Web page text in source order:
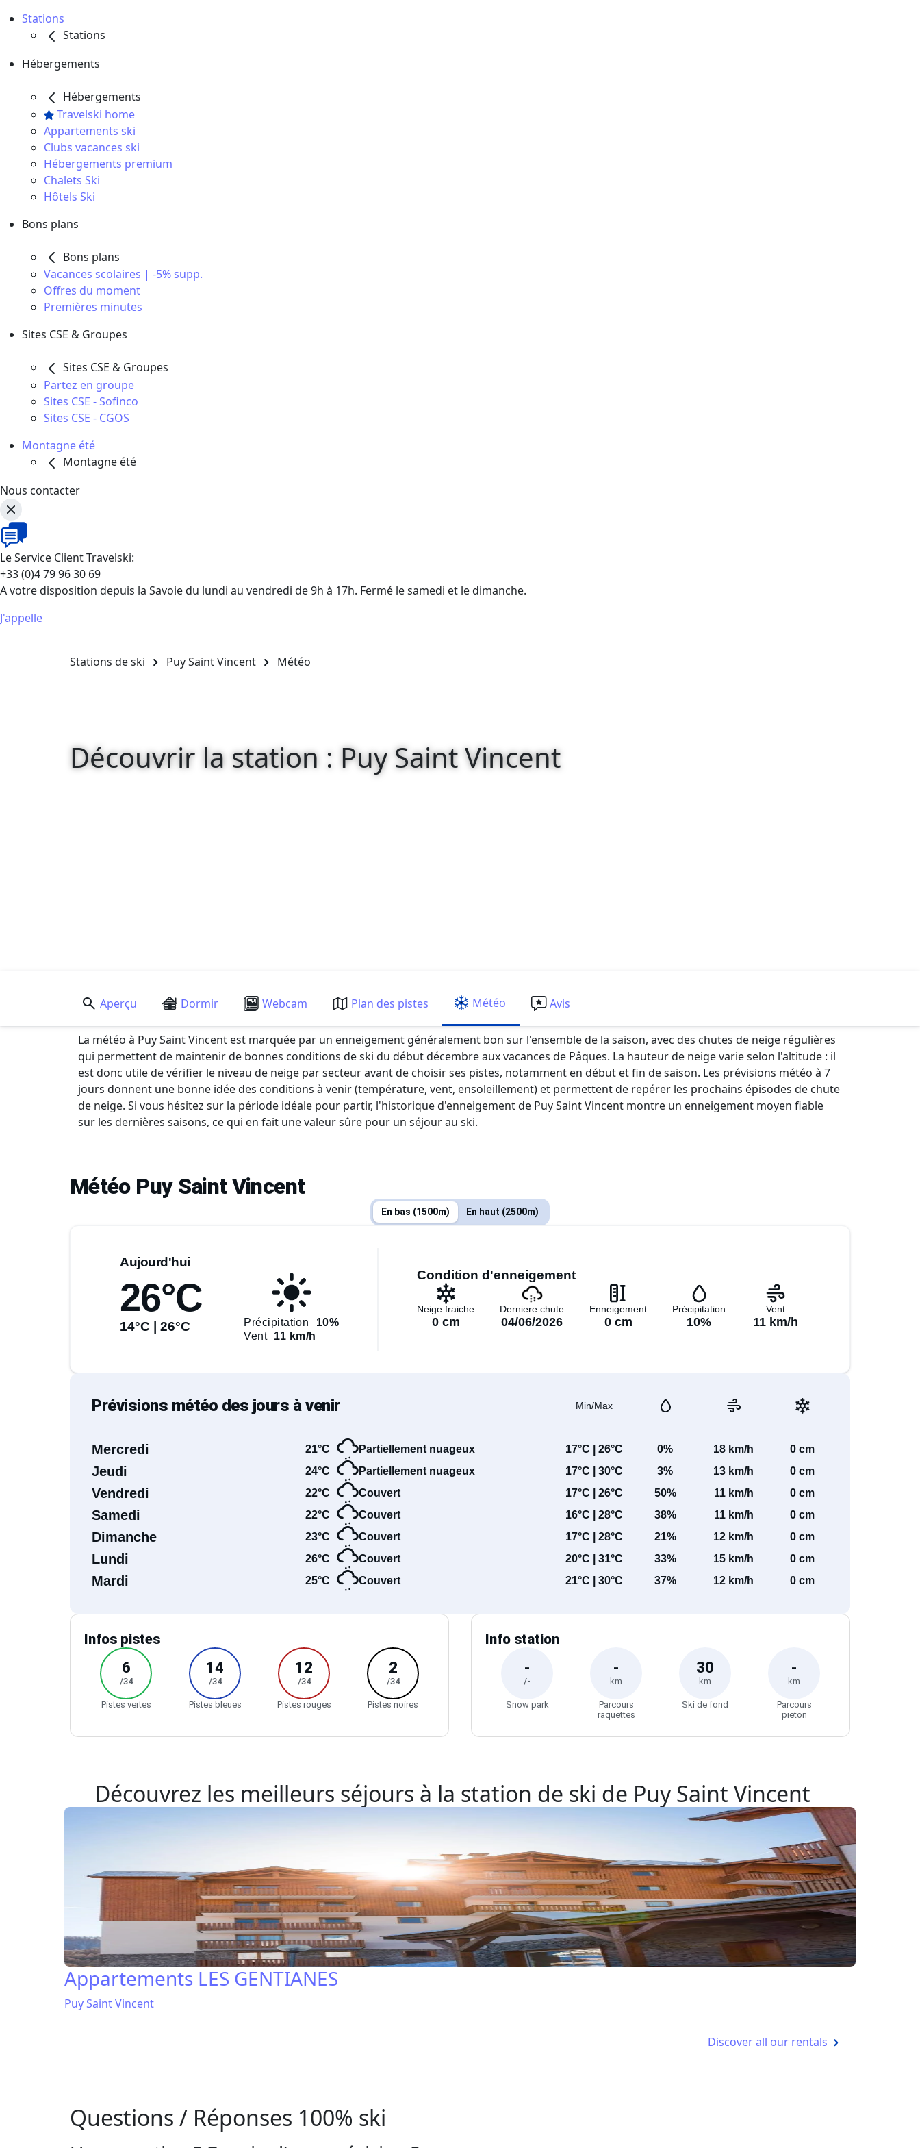
Stations
Stations
Hébergements
Hébergements
Travelski home
Appartements ski
Clubs vacances ski
Hébergements premium
Chalets Ski
Hôtels Ski
Bons plans
Bons plans
Vacances scolaires | -5% supp.
Offres du moment
Premières minutes
Sites CSE & Groupes
Sites CSE & Groupes
Partez en groupe
Sites CSE - Sofinco
Sites CSE - CGOS
Montagne été
Montagne été
Nous contacter
Le Service Client Travelski:
+33 (0)4 79 96 30 69
A votre disposition depuis la Savoie du lundi au vendredi de 9h à 17h. Fermé le samedi et le dimanche.
J'appelle
Stations de ski Puy Saint Vincent Météo
Découvrir la station : Puy Saint Vincent
Aperçu Dormir Webcam Plan des pistes Météo Avis
La météo à Puy Saint Vincent est marquée par un enneigement généralement bon sur l'ensemble de la saison, avec des chutes de neige régulières
qui permettent de maintenir de bonnes conditions de ski du début décembre aux vacances de Pâques. La hauteur de neige varie selon l'altitude : il
est donc utile de vérifier le niveau de neige par secteur avant de choisir ses pistes, notamment en début et fin de saison. Les prévisions météo à 7
jours donnent une bonne idée des conditions à venir (température, vent, ensoleillement) et permettent de repérer les prochains épisodes de chute
de neige. Si vous hésitez sur la période idéale pour partir, l'historique d'enneigement de Puy Saint Vincent montre un enneigement moyen fiable
sur les dernières saisons, ce qui en fait une valeur sûre pour un séjour au ski.
Météo Puy Saint Vincent
En bas (1500m) En haut (2500m)
Aujourd'hui
26°C
14°C | 26°C Précipitation
10%
Vent
11 km/h
Condition d'enneigement
Neige fraiche
0 cm
Derniere chute
04/06/2026
Enneigement
0 cm
Précipitation
10%
Vent
11 km/h
Prévisions météo des jours à venir Min/Max
Mercredi 21°C Partiellement nuageux 17°C | 26°C 0% 18 km/h 0 cm
Jeudi 24°C Partiellement nuageux 17°C | 30°C 3% 13 km/h 0 cm
Vendredi 22°C Couvert 17°C | 26°C 50% 11 km/h 0 cm
Samedi 22°C Couvert 16°C | 28°C 38% 11 km/h 0 cm
Dimanche 23°C Couvert 17°C | 28°C 21% 12 km/h 0 cm
Lundi 26°C Couvert 20°C | 31°C 33% 15 km/h 0 cm
Mardi 25°C Couvert 21°C | 30°C 37% 12 km/h 0 cm
Infos pistes
6
/34
Pistes vertes
14
/34
Pistes bleues
12
/34
Pistes rouges
2
/34
Pistes noires
Info station
-
/-
Snow park
-
km
Parcours
raquettes
30
km
Ski de fond
-
km
Parcours
pieton
Découvrez les meilleurs séjours à la station de ski de Puy Saint Vincent
Appartements LES GENTIANES
Puy Saint Vincent
Discover all our rentals
Questions / Réponses 100% ski